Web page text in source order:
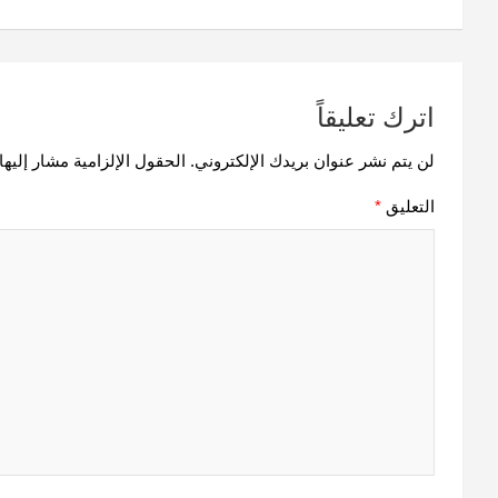
اترك تعليقاً
لن يتم نشر عنوان بريدك الإلكتروني. الحقول الإلزامية مشار
التعليق *